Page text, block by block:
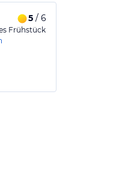
5/ 6
Frühstück